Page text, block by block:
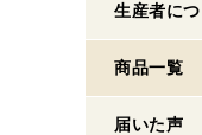
生産者に
商品一覧
届いた声